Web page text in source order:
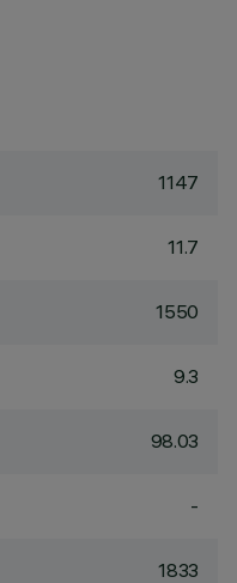
1147
11.7
1550
9.3
98.03
-
1833